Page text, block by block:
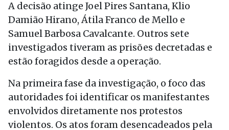
A decisão atinge Joel Pires Santana, Klio
Damião Hirano, Átila Franco de Mello e
Samuel Barbosa Cavalcante. Outros sete
investigados tiveram as prisões decretadas e
estão foragidos desde a operação.
Na primeira fase da investigação, o foco das
autoridades foi identificar os manifestantes
envolvidos diretamente nos protestos
violentos. Os atos foram desencadeados pela